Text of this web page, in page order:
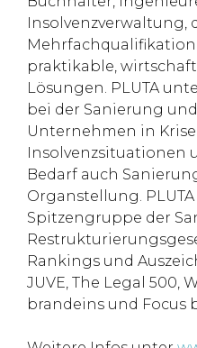
Insolvenzverwaltung,
praktikable,
Lösungen. PLUTA
bei der Sanierung
Unternehmen in
Insolvenzsituationen
Bedarf auch
Organstellung.
Spitzengruppe der
Rankings und
JUVE, The Legal 500,
brandeins und Focus